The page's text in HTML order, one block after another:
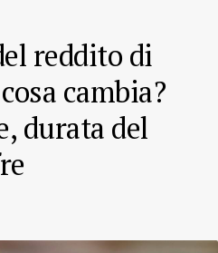
reddito di
cambia?
durata del